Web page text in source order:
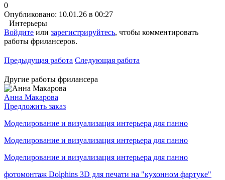
0
Опубликовано: 10.01.26 в 00:27
Интерьеры
Войдите или зарегистрируйтесь, чтобы комментировать
работы фрилансеров.
Предыдущая работа Следующая работа
Другие работы фрилансера
Анна Макарова
Предложить заказ
Моделирование и визуализация интерьера для панно
Моделирование и визуализация интерьера для панно
Моделирование и визуализация интерьера для панно
фотомонтаж Dolphins 3D для печати на "кухонном фартуке"